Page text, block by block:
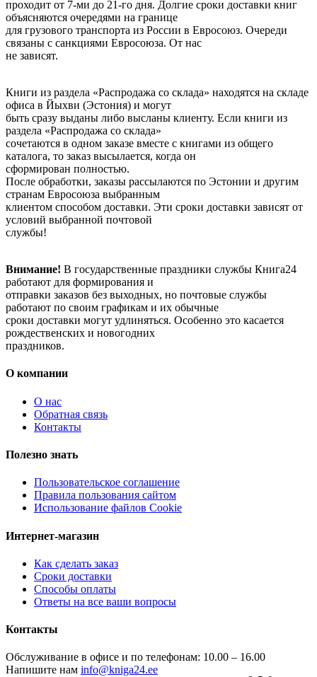
проходит от 7-ми до 21-го дня. Долгие сроки доставки книг
объясняются очередями на границе
для грузового транспорта из России в Евросоюз. Очереди
связаны с санкциями Евросоюза. От нас
не зависят.
Книги из раздела «Распродажа со склада» находятся на складе
офиса в Йыхви (Эстония) и могут
быть сразу выданы либо высланы клиенту. Если книги из
раздела «Распродажа со склада»
сочетаются в одном заказе вместе с книгами из общего
каталога, то заказ высылается, когда он
сформирован полностью.
После обработки, заказы рассылаются по Эстонии и другим
странам Евросоюза выбранным
клиентом способом доставки. Эти сроки доставки зависят от
условий выбранной почтовой
службы!
Внимание! В государственные праздники службы Книга24
работают для формирования и
отправки заказов без выходных, но почтовые службы
работают по своим графикам и их обычные
сроки доставки могут удлиняться. Особенно это касается
рождественских и новогодних
праздников.
О компании
О нас
Обратная связь
Контакты
Полезно знать
Пользовательское соглашение
Правила пользования сайтом
Использование файлов Cookie
Интернет-магазин
Как сделать заказ
Сроки доставки
Способы оплаты
Ответы на все ваши вопросы
Контакты
Обслуживание в офисе и по телефонам: 10.00 – 16.00
Напишите нам info@kniga24.ee